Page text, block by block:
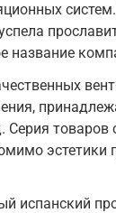
название
Серия
эстетики
испанский